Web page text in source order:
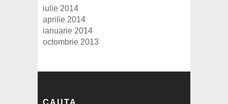
iulie 2014
aprilie 2014
ianuarie 2014
octombrie 2013
CAUTA